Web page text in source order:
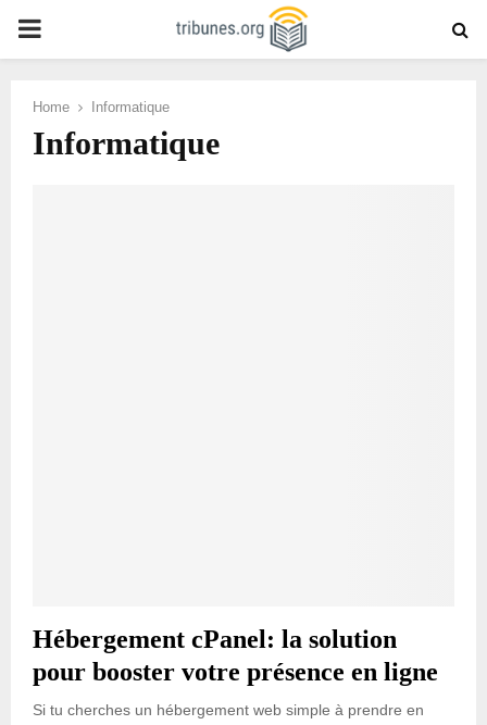
PRIMARY
Home Informatique
Informatique
Hébergement cPanel: la solution
pour booster votre présence en ligne
Si tu cherches un hébergement web simple à prendre en